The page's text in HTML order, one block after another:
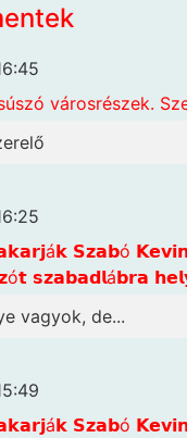
városrészek.
𝗦𝘇𝗮𝗯ó
𝘀𝘇𝗮𝗯𝗮𝗱𝗹á𝗯𝗿𝗮
vagyok, de...
𝗦𝘇𝗮𝗯ó